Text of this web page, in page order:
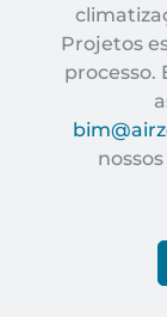
Projetos
processo.